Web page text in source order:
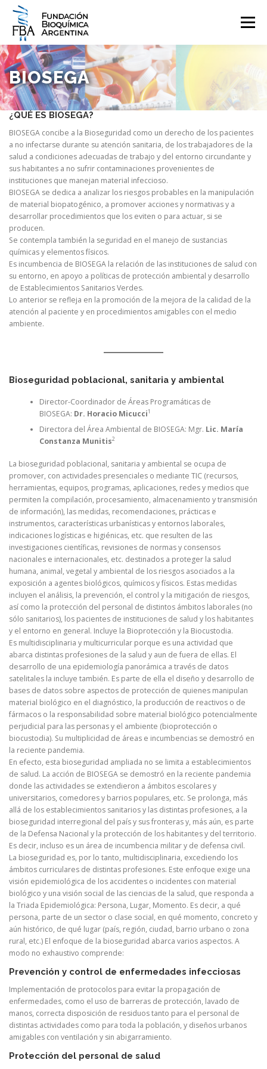
Saltar
contenido
Menú
QUIENES SOMOS PROGRAMAS EVENTOS COMUNICACIÓN
CONTACTO INGRESAR
BIOSEGA
¿QUÉ ES BIOSEGA?
BIOSEGA concibe a la Bioseguridad como un derecho de los pacientes
a no infectarse durante su atención sanitaria, de los trabajadores de la
salud a condiciones adecuadas de trabajo y del entorno circundante y
sus habitantes a no sufrir contaminaciones provenientes de
instituciones que manejan material infeccioso.
BIOSEGA se dedica a analizar los riesgos probables en la manipulación
de material biopatogénico, a promover acciones y normativas y a
desarrollar procedimientos que los eviten o para actuar, si se
producen.
Se contempla también la seguridad en el manejo de sustancias
químicas y elementos físicos.
Es incumbencia de BIOSEGA la relación de las instituciones de salud con
su entorno, en apoyo a políticas de protección ambiental y desarrollo
de Establecimientos Sanitarios Verdes.
Lo anterior se refleja en la promoción de la mejora de la calidad de la
atención al paciente y en procedimientos amigables con el medio
ambiente.
Bioseguridad poblacional, sanitaria y ambiental
Director-Coordinador de Áreas Programáticas de
BIOSEGA: Dr. Horacio Micucci1
Directora del Área Ambiental de BIOSEGA: Mgr. Lic. María
Constanza Munitis2
La bioseguridad poblacional, sanitaria y ambiental se ocupa de
promover, con actividades presenciales o mediante TIC (recursos,
herramientas, equipos, programas, aplicaciones, redes y medios que
permiten la compilación, procesamiento, almacenamiento y transmisión
de información), las medidas, recomendaciones, prácticas e
instrumentos, características urbanísticas y entornos laborales,
indicaciones logísticas e higiénicas, etc. que resulten de las
investigaciones científicas, revisiones de normas y consensos
nacionales e internacionales, etc. destinados a proteger la salud
humana, animal, vegetal y ambiental de los riesgos asociados a la
exposición a agentes biológicos, químicos y físicos. Estas medidas
incluyen el análisis, la prevención, el control y la mitigación de riesgos,
así como la protección del personal de distintos ámbitos laborales (no
sólo sanitarios), los pacientes de instituciones de salud y los habitantes
y el entorno en general. Incluye la Bioprotección y la Biocustodia.
Es multidisciplinaria y multicurricular porque es una actividad que
abarca distintas profesiones de la salud y aun de fuera de ellas. El
desarrollo de una epidemiología panorámica a través de datos
satelitales la incluye también. Es parte de ella el diseño y desarrollo de
bases de datos sobre aspectos de protección de quienes manipulan
material biológico en el diagnóstico, la producción de reactivos o de
fármacos o la responsabilidad sobre material biológico potencialmente
perjudicial para las personas y el ambiente (bioprotección o
biocustodia). Su multiplicidad de áreas e incumbencias se demostró en
la reciente pandemia.
En efecto, esta bioseguridad ampliada no se limita a establecimientos
de salud. La acción de BIOSEGA se demostró en la reciente pandemia
donde las actividades se extendieron a ámbitos escolares y
universitarios, comedores y barrios populares, etc. Se prolonga, más
allá de los establecimientos sanitarios y las distintas profesiones, a la
bioseguridad interregional del país y sus fronteras y, más aún, es parte
de la Defensa Nacional y la protección de los habitantes y del territorio.
Es decir, incluso es un área de incumbencia militar y de defensa civil.
La bioseguridad es, por lo tanto, multidisciplinaria, excediendo los
ámbitos curriculares de distintas profesiones. Este enfoque exige una
visión epidemiológica de los accidentes o incidentes con material
biológico y una visión social de las ciencias de la salud, que responda a
la Triada Epidemiológica: Persona, Lugar, Momento. Es decir, a qué
persona, parte de un sector o clase social, en qué momento, concreto y
aún histórico, de qué lugar (país, región, ciudad, barrio urbano o zona
rural, etc.) El enfoque de la bioseguridad abarca varios aspectos. A
modo no exhaustivo comprende:
Prevención y control de enfermedades infecciosas
Implementación de protocolos para evitar la propagación de
enfermedades, como el uso de barreras de protección, lavado de
manos, correcta disposición de residuos tanto para el personal de
distintas actividades como para toda la población, y diseños urbanos
amigables con ventilación y sin abigarramiento.
Protección del personal de salud